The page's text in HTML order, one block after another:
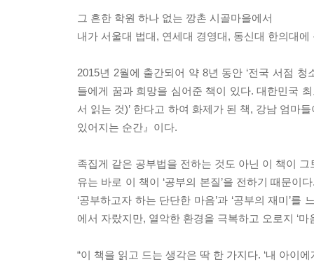
그 흔한 학원 하나 없는 깡촌 시골마을에서
내가 서울대 법대, 연세대 경영대, 동신대 한의대에
2015년 2월에 출간되어 약 8년 동안 ‘전국 서점 청
들에게 꿈과 희망을 심어준 책이 있다. 대한민국
서 읽는 것)’ 한다고 하여 화제가 된 책, 강남 엄마
있어지는 순간』이다.
족집게 같은 공부법을 전하는 것도 아닌 이 책이
유는 바로 이 책이 ‘공부의 본질’을 전하기 때문
‘공부하고자 하는 단단한 마음’과 ‘공부의 재미’
에서 자랐지만, 열악한 환경을 극복하고 오로지 ‘
“이 책을 읽고 드는 생각은 딱 한 가지다. ‘내 아이